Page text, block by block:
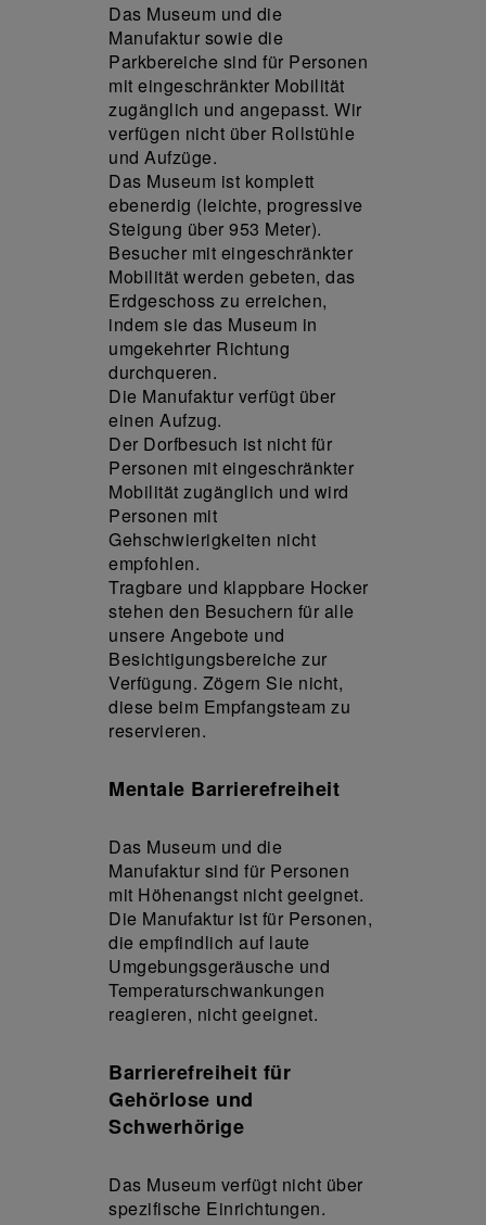
Das Museum und die
Manufaktur sowie die
Parkbereiche sind für Personen
mit eingeschränkter Mobilität
zugänglich und angepasst. Wir
verfügen nicht über Rollstühle
und Aufzüge.
Das Museum ist komplett
ebenerdig (leichte, progressive
Steigung über 953 Meter).
Besucher mit eingeschränkter
Mobilität werden gebeten, das
Erdgeschoss zu erreichen,
indem sie das Museum in
umgekehrter Richtung
durchqueren.
Die Manufaktur verfügt über
einen Aufzug.
Der Dorfbesuch ist nicht für
Personen mit eingeschränkter
Mobilität zugänglich und wird
Personen mit
Gehschwierigkeiten nicht
empfohlen.
Tragbare und klappbare Hocker
stehen den Besuchern für alle
unsere Angebote und
Besichtigungsbereiche zur
Verfügung. Zögern Sie nicht,
diese beim Empfangsteam zu
reservieren.
Mentale Barrierefreiheit
Das Museum und die
Manufaktur sind für Personen
mit Höhenangst nicht geeignet.
Die Manufaktur ist für Personen,
die empfindlich auf laute
Umgebungsgeräusche und
Temperaturschwankungen
reagieren, nicht geeignet.
Barrierefreiheit für
Gehörlose und
Schwerhörige
Das Museum verfügt nicht über
spezifische Einrichtungen.